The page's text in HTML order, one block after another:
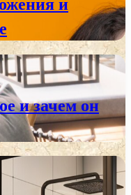
и зачем он